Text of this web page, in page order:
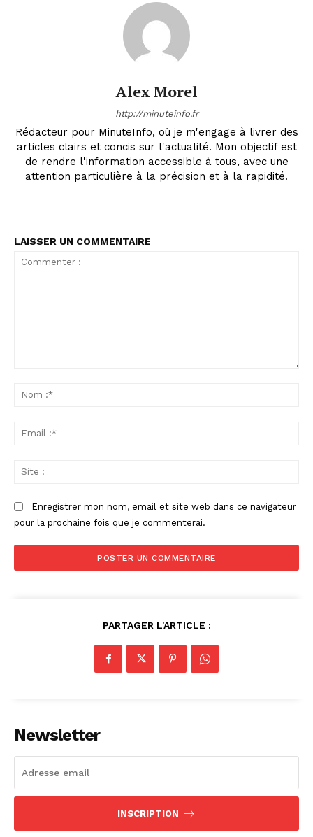
Alex Morel
http://minuteinfo.fr
Rédacteur pour MinuteInfo, où je m'engage à livrer des
articles clairs et concis sur l'actualité. Mon objectif est
de rendre l'information accessible à tous, avec une
attention particulière à la précision et à la rapidité.
LAISSER UN COMMENTAIRE
Enregistrer mon nom, email et site web dans ce navigateur
pour la prochaine fois que je commenterai.
PARTAGER L'ARTICLE :
Newsletter
INSCRIPTION